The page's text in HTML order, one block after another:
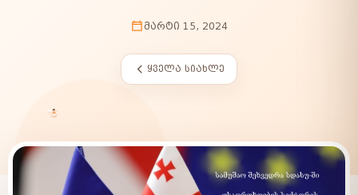
ᲛᲐᲠᲢᲘ 15, 2024
ᲧᲕᲔᲚᲐ ᲡᲘᲐᲮᲚᲔ